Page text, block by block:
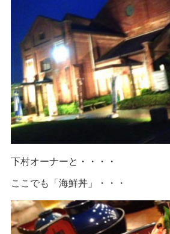
下村オーナーと・・・・
ここでも「海鮮丼」・・・